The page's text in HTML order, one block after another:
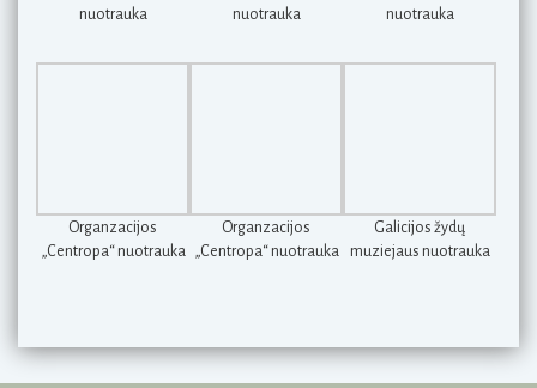
nuotrauka
nuotrauka
nuotrauka
Organzacijos
„Centropa“ nuotrauka
Organzacijos
„Centropa“ nuotrauka
Galicijos žydų
muziejaus nuotrauka